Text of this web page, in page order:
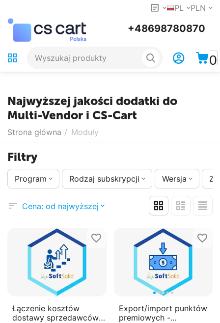
PL PLN
+48698780870
0
Najwyższej jakości dodatki do
Multi-Vendor i CS-Cart
Strona główna / Moduły
Filtry
Program Rodzaj subskrypcji Wersja
Cena: od najwyższej
Łączenie kosztów
dostawy sprzedawców z
Export/import punktów
premiowych -